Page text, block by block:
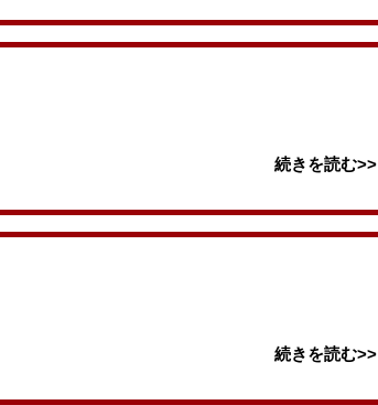
続きを読む>>
続きを読む>>